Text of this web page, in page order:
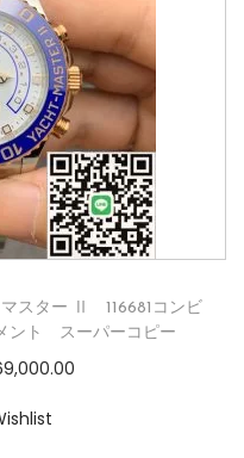
スター Ⅱ 116681コンビ
ント スーパーコピー